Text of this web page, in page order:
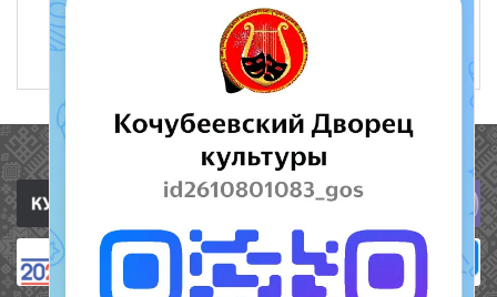
Полезные ссылки